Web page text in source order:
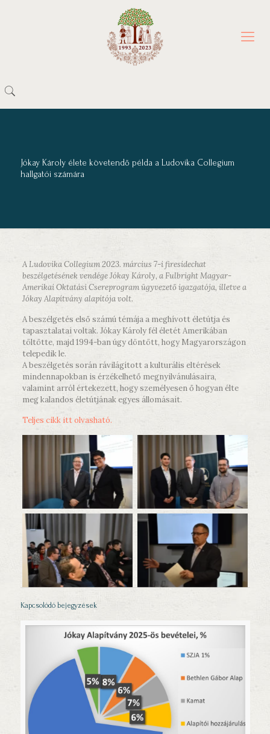
Jókay Károly élete követendő példa a Ludovika Collegium
hallgatói számára
A Ludovika Collegium 2023. március 7-i firesidechat
beszélgetésének vendége Jókay Károly, a Fulbright Magyar-
Amerikai Oktatási Csereprogram ügyvezető igazgatója, illetve a
Jókay Alapítvány alapítója volt.
A beszélgetés első számú témája a meghívott életútja és
tapasztalatai voltak. Jókay Károly fél életét Amerikában
töltötte, majd 1994-ban úgy döntött, hogy Magyarországon
telepedik le.
A beszélgetés során rávilágított a kulturális eltérések
mindennapokban is érzékelhető megnyilvánulásaira,
valamint arról értekezett, hogy személyesen ő hogyan élte
meg kalandos életútjának egyes állomásait.
Teljes cikk itt olvasható.
No Caption No Caption
No Caption No Caption
Kapcsolódó bejegyzések